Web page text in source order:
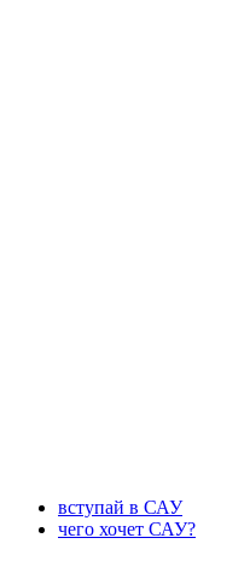
вступай в САУ
чего хочет САУ?